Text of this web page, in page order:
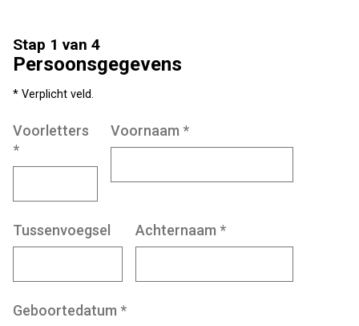
Stap 1 van 4
Persoonsgegevens
* Verplicht veld.
Voorletters
*
Voornaam *
Tussenvoegsel Achternaam *
Geboortedatum *